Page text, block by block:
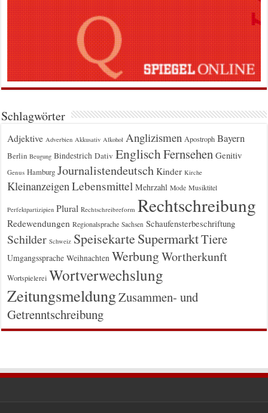
Schlagwörter
Adjektive Adverbien Akkusativ Alkohol Anglizismen Apostroph Bayern
Berlin Beugung Bindestrich Dativ EnglischFernsehen Genitiv
Genus Hamburg Journalistendeutsch Kinder Kirche
Kleinanzeigen Lebensmittel Mehrzahl Mode Musiktitel
Perfektpartizipien Plural Rechtschreibreform Rechtschreibung
Redewendungen Regionalsprache Sachsen Schaufensterbeschriftung
Schilder Schweiz Speisekarte SupermarktTiere
Umgangssprache Weihnachten WerbungWortherkunft
Wortspielerei Wortverwechslung
ZeitungsmeldungZusammen- und
Getrenntschreibung